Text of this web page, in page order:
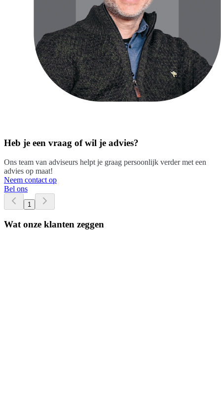
Heb je een vraag of wil je advies?
Ons team van adviseurs helpt je graag persoonlijk verder met een
advies op maat!
Neem contact op
Bel ons
1
Wat onze klanten zeggen